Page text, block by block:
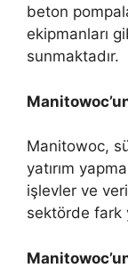
beton
ekipmanları
sunmaktadır.
Manitowoc,
yatırım
işlevler ve
sektörde fark